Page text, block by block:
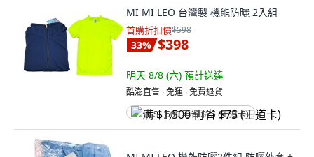
MI MI LEO 台灣製 機能防曬 2入組
首購折扣價$598
33% $398
明天 8/8 (六) 預計送達
酷澎直售 ∙ 免運 ∙ 免費退貨
满 $1,500 再省 $75 (王道卡)